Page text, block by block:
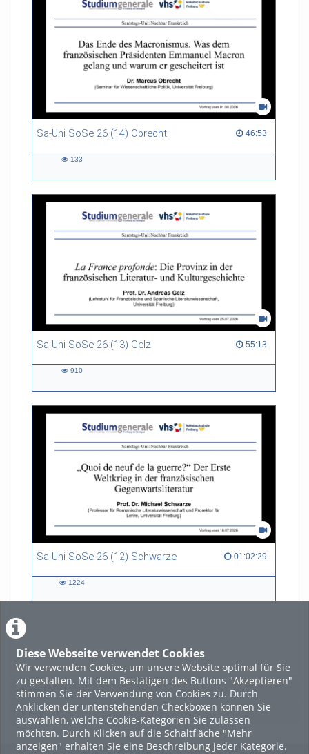
Diese Webseite verwendet Cookies
Wir verwenden Cookies, um unsere Website optimal für Sie
zu gestalten. Mit dem Bestätigen des Buttons "Akzeptieren"
stimmen Sie der Verwendung von Cookies zu. Durch
Anklicken der untenstehenden Checkboxen können Sie
auswählen, welche Cookie-Kategorien Sie zulassen
möchten. Durch Klicken auf die Schaltfläche "Mehr
anzeigen" erhalten Sie eine Beschreibung jeder Kategorie.
Sa-Uni SoSe 26 (14) Obrecht 46:53
46:53 duration
133
Sa-Uni SoSe 26 (13) Gelz 55:13
55:13 duration
910
Sa-Uni SoSe 26 (12) Schwarze 01:02:29
01:02:29 duration
1224
LADE MEHR
Featured
Beliebtheit